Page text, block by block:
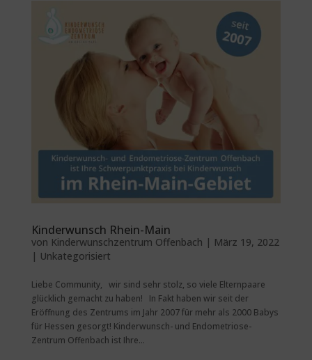
Kinderwunsch Rhein-Main
von Kinderwunschzentrum Offenbach | März 19, 2022
| Unkategorisiert
Liebe Community, wir sind sehr stolz, so viele Elternpaare
glücklich gemacht zu haben! In Fakt haben wir seit der
Eröffnung des Zentrums im Jahr 2007 für mehr als 2000 Babys
für Hessen gesorgt! Kinderwunsch- und Endometriose-
Zentrum Offenbach ist Ihre...